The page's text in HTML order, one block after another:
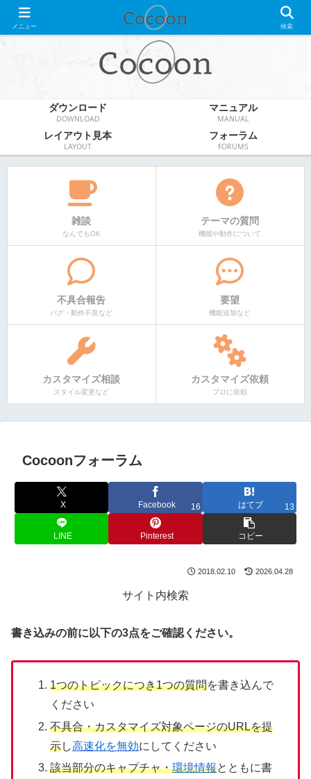
WordPress無料テーマ
ダウンロード
DOWNLOAD
マニュアル
MANUAL
レイアウト見本
LAYOUT
フォーラム
FORUMS
雑談
なんでもOK
テーマの質問
機能や動作について
不具合報告
バグ・動作不良など
要望
機能追加など
カスタマイズ相談
スタイル変更など
カスタマイズ依頼
プロに依頼
Cocoonフォーラム
X Facebook 16 はてブ 13
LINE Pinterest コピー
2018.02.10 2026.04.28
サイト内検索
書き込みの前に以下の3点をご確認ください。
1つのトピックにつき1つの質問を書き込んで
ください
不具合・カスタマイズ対象ページのURLを提
示し高速化を無効にしてください
該当部分のキャプチャ・環境情報とともに書
メニュー 検索